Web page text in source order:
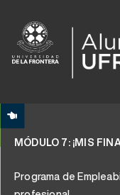
MÓDULO 7: ¡MIS
Programa de